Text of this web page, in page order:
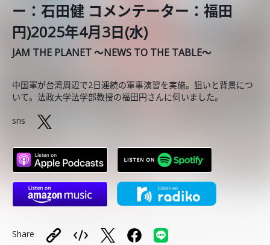
ー：石田健 コメンテーター：福田
円)2025年4月3日(水)
JAM THE PLANET ～NEWS TO THE TABLE～
中国軍が台湾周辺で2日連続の軍事演習を実施。狙いと背景につ
いて。法政大学法学部教授の福田円さんに伺いました。
sns
Share